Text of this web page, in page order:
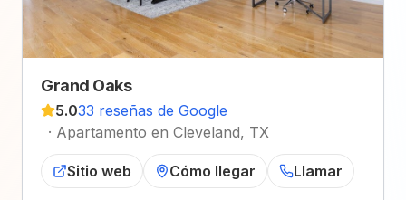
Grand Oaks
5.033 reseñas de Google
· Apartamento en Cleveland, TX
Sitio web Cómo llegar Llamar